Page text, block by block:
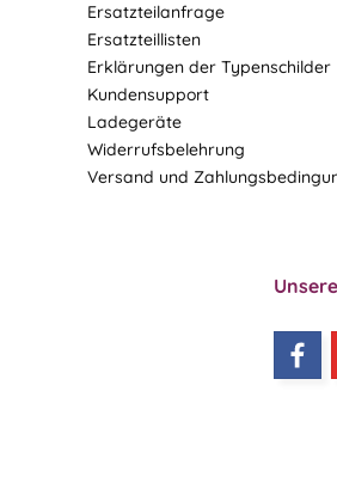
Ersatzteilanfrage
Ersatzteillisten
Erklärungen der Typenschilder
Kundensupport
Ladegeräte
Widerrufsbelehrung
Versand und